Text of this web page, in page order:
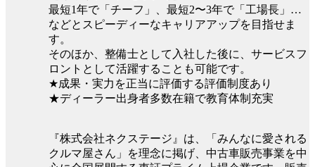
最短1年で「チーフ」、最短2〜3年で「工場長」…
などとスピーディーなキャリアアップを目指せま
す。
そのほか、整備士として入社した後に、サービスフ
ロントとして活躍することも可能です。
★成果・実力を正当に評価する評価制度あり
★ディーラー出身者多数在籍で教育体制充実
『株式会社ネクステージ』は、「みんなに愛される
クルマ屋さん」を理念に掲げ、中古車販売事業を中